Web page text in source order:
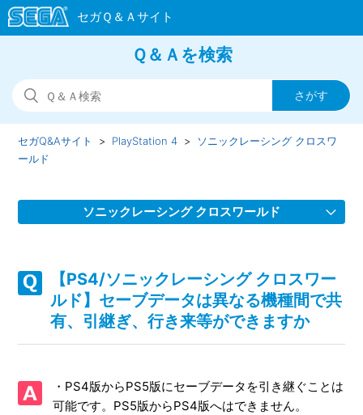
Ｑ＆Ａを検索
セガQ&Aサイト PlayStation 4
ソニックレーシング クロスワ
ールド
ソニックレーシング クロスワールド
組んでゲームが進行しない場合があります
【PS4/ソニックレーシング クロスワールド】フェスタが開
催されない、フェスタのタイムスケジュールがおかしい
ますか
【PS4/ソニックレーシング クロスワー
ルド】セーブデータは異なる機種間で共
有、引継ぎ、行き来等ができますか
・PS4版からPS5版にセーブデータを引き継ぐことは
可能です。PS5版からPS4版へはできません。